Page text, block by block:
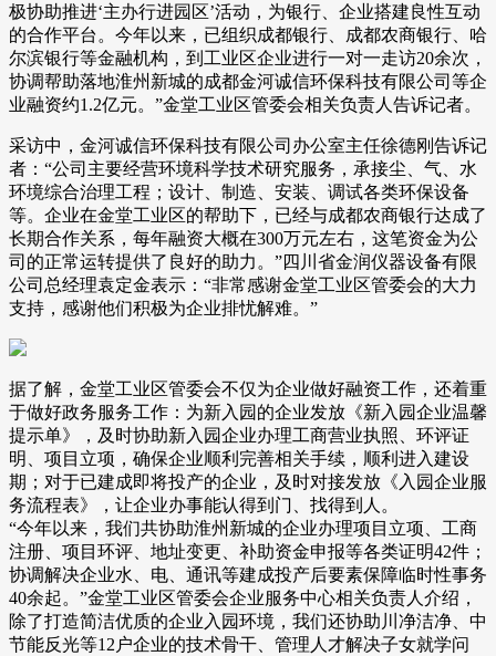
极协助推进‘主办行进园区’活动，为银行、企业搭建良性互动
的合作平台。今年以来，已组织成都银行、成都农商银行、哈
尔滨银行等金融机构，到工业区企业进行一对一走访20余次，
协调帮助落地淮州新城的成都金河诚信环保科技有限公司等企
业融资约1.2亿元。”金堂工业区管委会相关负责人告诉记者。
采访中，金河诚信环保科技有限公司办公室主任徐德刚告诉记
者：“公司主要经营环境科学技术研究服务，承接尘、气、水
环境综合治理工程；设计、制造、安装、调试各类环保设备
等。企业在金堂工业区的帮助下，已经与成都农商银行达成了
长期合作关系，每年融资大概在300万元左右，这笔资金为公
司的正常运转提供了良好的助力。”四川省金润仪器设备有限
公司总经理袁定金表示：“非常感谢金堂工业区管委会的大力
支持，感谢他们积极为企业排忧解难。”
据了解，金堂工业区管委会不仅为企业做好融资工作，还着重
于做好政务服务工作：为新入园的企业发放《新入园企业温馨
提示单》，及时协助新入园企业办理工商营业执照、环评证
明、项目立项，确保企业顺利完善相关手续，顺利进入建设
期；对于已建成即将投产的企业，及时对接发放《入园企业服
务流程表》，让企业办事能认得到门、找得到人。
“今年以来，我们共协助淮州新城的企业办理项目立项、工商
注册、项目环评、地址变更、补助资金申报等各类证明42件；
协调解决企业水、电、通讯等建成投产后要素保障临时性事务
40余起。”金堂工业区管委会企业服务中心相关负责人介绍，
除了打造简洁优质的企业入园环境，我们还协助川净洁净、中
节能反光等12户企业的技术骨干、管理人才解决子女就学问